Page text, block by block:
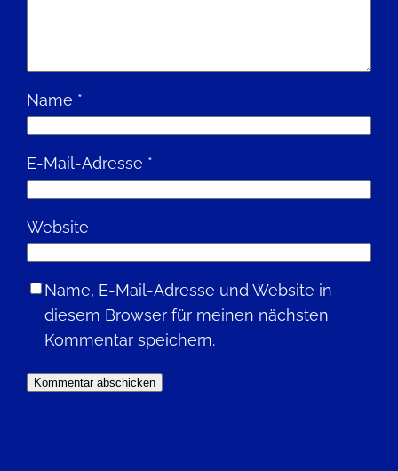
Name *
E-Mail-Adresse *
Website
Name, E-Mail-Adresse und Website in
diesem Browser für meinen nächsten
Kommentar speichern.